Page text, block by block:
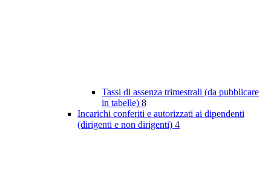
Tassi di assenza trimestrali (da pubblicare
in tabelle) 8
Incarichi conferiti e autorizzati ai dipendenti
(dirigenti e non dirigenti) 4